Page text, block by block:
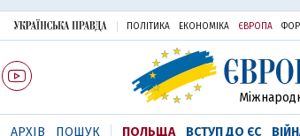
ПОЛІТИКА ЕКОНОМІКА ЄВРОПА
АРХІВ ПОШУК ПОЛЬЩА ВСТУП ДО ЄС